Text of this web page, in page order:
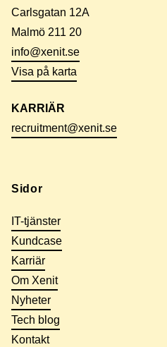
Carlsgatan 12A
Malmö 211 20
info@xenit.se
Visa på karta
KARRIÄR
recruitment@xenit.se
Sidor
IT-tjänster
Kundcase
Karriär
Om Xenit
Nyheter
Tech blog
Kontakt